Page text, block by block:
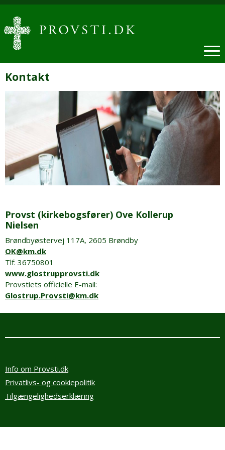
Kontakt
Provst (kirkebogsfører) Ove Kollerup
Nielsen
Brøndbyøstervej 117A, 2605 Brøndby
OK@km.dk
Tlf: 36750801
www.glostrupprovsti.dk
Provstiets officielle E-mail:
Glostrup.Provsti@km.dk
Info om Provsti.dk
Privatlivs- og cookiepolitik
Tilgængelighedserklæring